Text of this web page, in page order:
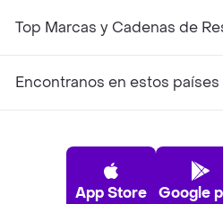
Top Marcas y Cadenas de
Encontranos en estos países
App Store Google